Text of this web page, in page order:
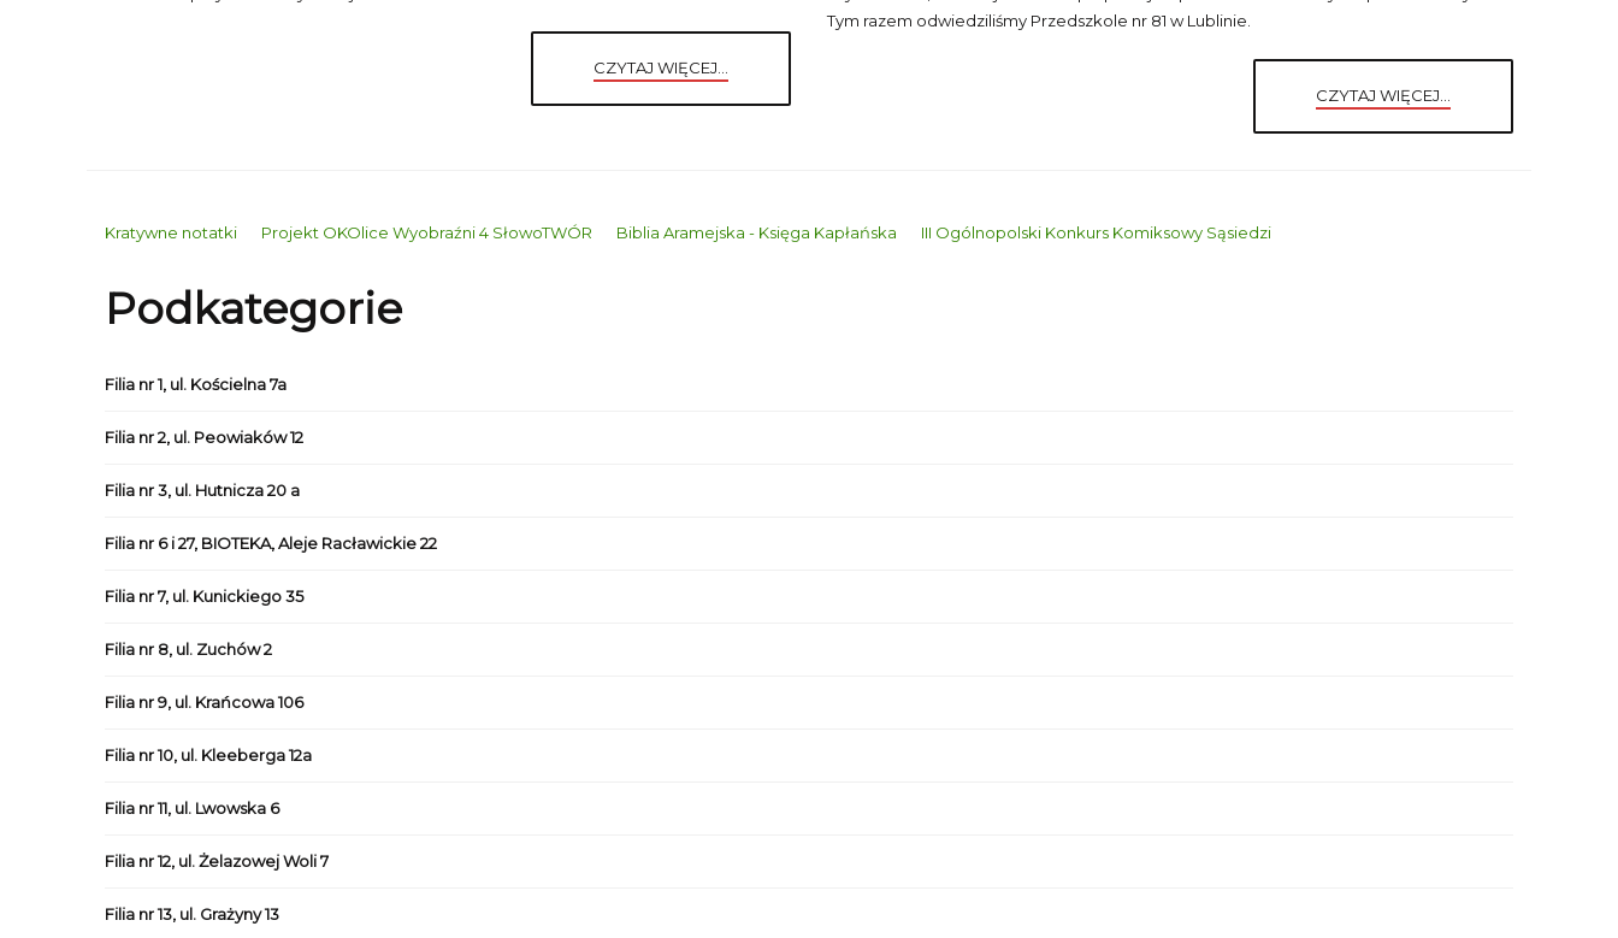
CZYTAJ WIĘCEJ...
Tym razem odwiedziliśmy Przedszkole nr 81 w Lublinie.
CZYTAJ WIĘCEJ...
Kratywne notatki Projekt OKOlice Wyobraźni 4 SłowoTWÓR Biblia Aramejska - Księga Kapłańska III Ogólnopolski Konkurs Komiksowy Sąsiedzi
Podkategorie
Filia nr 1, ul. Kościelna 7a
Filia nr 2, ul. Peowiaków 12
Filia nr 3, ul. Hutnicza 20 a
Filia nr 6 i 27, BIOTEKA, Aleje Racławickie 22
Filia nr 7, ul. Kunickiego 35
Filia nr 8, ul. Zuchów 2
Filia nr 9, ul. Krańcowa 106
Filia nr 10, ul. Kleeberga 12a
Filia nr 11, ul. Lwowska 6
Filia nr 12, ul. Żelazowej Woli 7
Filia nr 13, ul. Grażyny 13